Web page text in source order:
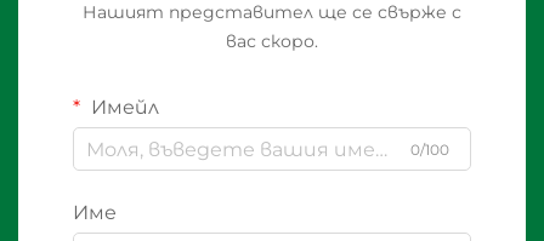
Нашият представител ще се свърже с
вас скоро.
Имейл
0/100
Име